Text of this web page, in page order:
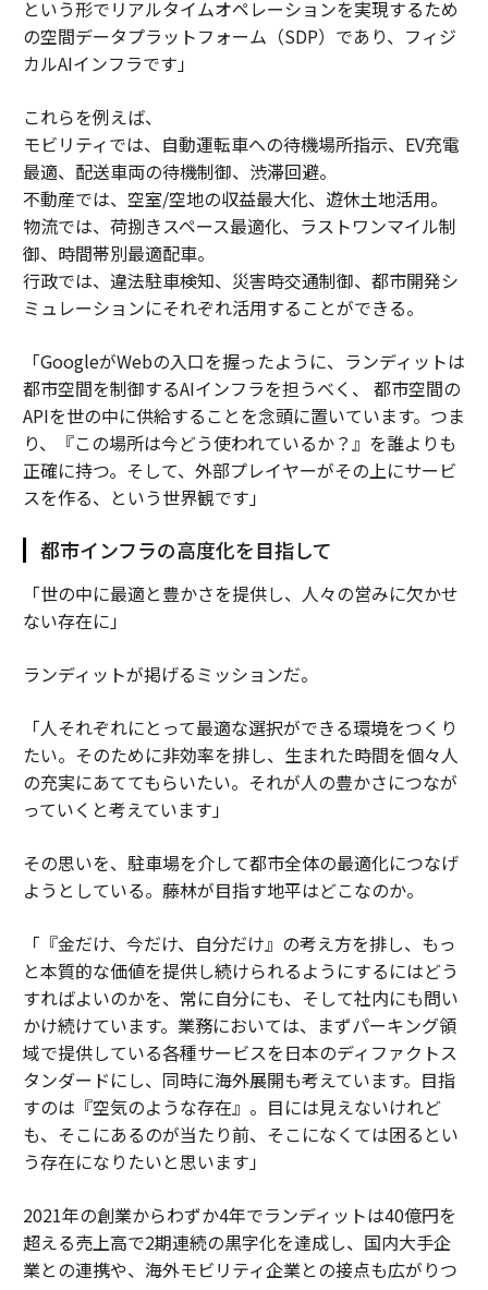
という形でリアルタイムオペレーションを実現するため
の空間データプラットフォーム（SDP）であり、フィジ
カルAIインフラです」
これらを例えば、
モビリティでは、自動運転車への待機場所指示、EV充電
最適、配送車両の待機制御、渋滞回避。
不動産では、空室/空地の収益最大化、遊休土地活用。
物流では、荷捌きスペース最適化、ラストワンマイル制
御、時間帯別最適配車。
行政では、違法駐車検知、災害時交通制御、都市開発シ
ミュレーションにそれぞれ活用することができる。
「GoogleがWebの入口を握ったように、ランディットは
都市空間を制御するAIインフラを担うべく、 都市空間の
APIを世の中に供給することを念頭に置いています。つま
り、『この場所は今どう使われているか？』を誰よりも
正確に持つ。そして、外部プレイヤーがその上にサービ
スを作る、という世界観です」
都市インフラの高度化を目指して
「世の中に最適と豊かさを提供し、人々の営みに欠かせ
ない存在に」
ランディットが掲げるミッションだ。
「人それぞれにとって最適な選択ができる環境をつくり
たい。そのために非効率を排し、生まれた時間を個々人
の充実にあててもらいたい。それが人の豊かさにつなが
っていくと考えています」
その思いを、駐車場を介して都市全体の最適化につなげ
ようとしている。藤林が目指す地平はどこなのか。
「『金だけ、今だけ、自分だけ』の考え方を排し、もっ
と本質的な価値を提供し続けられるようにするにはどう
すればよいのかを、常に自分にも、そして社内にも問い
かけ続けています。業務においては、まずパーキング領
域で提供している各種サービスを日本のディファクトス
タンダードにし、同時に海外展開も考えています。目指
すのは『空気のような存在』。目には見えないけれど
も、そこにあるのが当たり前、そこになくては困るとい
う存在になりたいと思います」
2021年の創業からわずか4年でランディットは40億円を
超える売上高で2期連続の黒字化を達成し、国内大手企
業との連携や、海外モビリティ企業との接点も広がりつ